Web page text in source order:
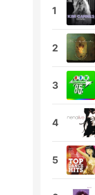
1
2
3
4
5